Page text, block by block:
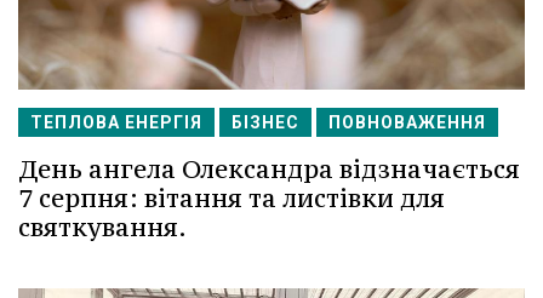
ТЕПЛОВА ЕНЕРГІЯ БІЗНЕС ПОВНОВАЖЕННЯ
День ангела Олександра відзначається
7 серпня: вітання та листівки для
святкування.